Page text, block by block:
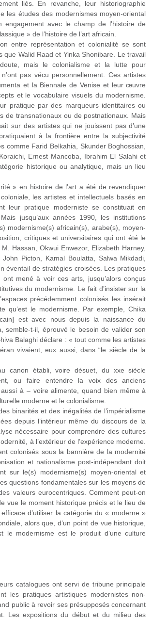
liés. En revanche, leur historiographie
les études des modernismes moyen-oriental
engagement avec le champ de l’histoire de
» de l’histoire de l’art africain.
entre représentation et colonialité se sont
Walid Raad et Yinka Shonibare. Le travail
mais le colonialisme et la lutte pour
pas vécu personnellement. Ces artistes
et la Biennale de Venise et leur œuvre
et le vocabulaire visuels du modernisme.
pratique par des marqueurs identitaires ou
de transnationaux ou de postnationaux. Mais
sur des artistes qui ne jouissent pas d’une
à la frontière entre la subjectivité
comme Farid Belkahia, Skunder Boghossian,
Ernest Mancoba, Ibrahim El Salahi et
historique ou analytique, mais un lieu
» en histoire de l’art a été de revendiquer
les artistes et intellectuels basés en
leur pratique moderniste se constituait en
jusqu’aux années 1990, les institutions
modernisme(s) africain(s), arabe(s), moyen-
critiques et universitaires qui ont été le
Hassan, Okwui Enwezor, Elizabeth Harney,
Picton, Kamal Boulatta, Salwa Mikdadi,
éventail de stratégies croisées. Les pratiques
mené à voir ces arts, jusqu’alors conçus
du modernisme. Le fait d’insister sur la
précédemment colonisés les insérait
qu’est le modernisme. Par exemple, Chika
est avec nous depuis la naissance du
t-il, éprouvé le besoin de valider son
Balaghi déclare : « tout comme les artistes
vivaient, eux aussi, dans “le siècle de la
canon établi, voire désuet, du xxe siècle
ou faire entendre la voix des anciens
à – voire alimente, quand bien même à
moderne et le colonialisme.
binarités et des inégalités de l’impérialisme
depuis l’intérieur même du discours de la
nécessaire pour comprendre des cultures
à l’extérieur de l’expérience moderne.
colonisés sous la bannière de la modernité
et nationalisme post-indépendant doit
sur le(s) modernisme(s) moyen-oriental et
questions fondamentales sur les moyens de
valeurs eurocentriques. Comment peut-on
vue le moment historique précis et le lieu de
d’utiliser la catégorie du « moderne »
alors que, d’un point de vue historique,
le modernisme est le produit d’une culture
catalogues ont servi de tribune principale
les pratiques artistiques modernistes non-
public à revoir ses présupposés concernant
Les expositions du début et du milieu des